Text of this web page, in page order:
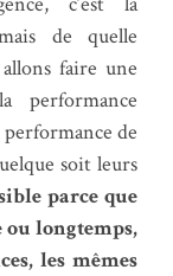
de quelle
faire une
performance
de
soit leurs
parce que
longtemps,
les mêmes